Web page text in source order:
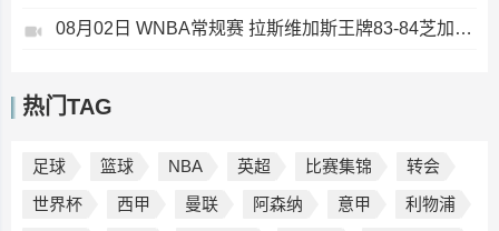
08月02日 WNBA常规赛 拉斯维加斯王牌83-84芝加哥天空 全场集锦
热门TAG
足球 篮球 NBA 英超 比赛集锦
转会
世界杯
西甲 曼联 阿森纳 意甲
利物浦